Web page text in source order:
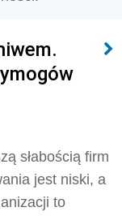
słabością firm
jest niski, a
to